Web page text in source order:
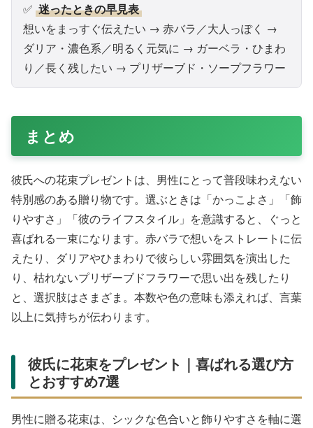
✅ 迷ったときの早見表
想いをまっすぐ伝えたい → 赤バラ／大人っぽく →
ダリア・濃色系／明るく元気に → ガーベラ・ひまわ
り／長く残したい → プリザーブド・ソープフラワー
まとめ
彼氏への花束プレゼントは、男性にとって普段味わえない
特別感のある贈り物です。選ぶときは「かっこよさ」「飾
りやすさ」「彼のライフスタイル」を意識すると、ぐっと
喜ばれる一束になります。赤バラで想いをストレートに伝
えたり、ダリアやひまわりで彼らしい雰囲気を演出した
り、枯れないプリザーブドフラワーで思い出を残したり
と、選択肢はさまざま。本数や色の意味も添えれば、言葉
以上に気持ちが伝わります。
彼氏に花束をプレゼント｜喜ばれる選び方
とおすすめ7選
男性に贈る花束は、シックな色合いと飾りやすさを軸に選